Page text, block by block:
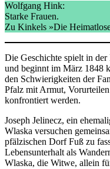
Wolfgang Hink:
Starke Frauen.
Zu Kinkels »Die
Die Geschichte spielt in
und beginnt im März 1848
den Schwierigkeiten der
Pfalz mit Armut,
konfrontiert werden.
Joseph Jelinecz, ein
Wlaska versuchen
pfälzischen Dorf Fuß zu
Lebensunterhalt als
Wlaska, die Witwe, allein